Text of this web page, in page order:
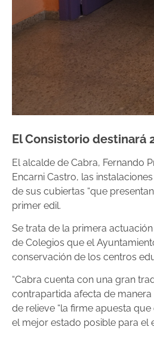
El Consistorio destinará
El alcalde de Cabra, Fernando
Encarni Castro, las
de sus cubiertas “que
primer edil.
Se trata de la primera
de Colegios que el
conservación de los centros
“Cabra cuenta con una gran
contrapartida afecta de
de relieve “la firme apuesta
el mejor estado posible para el